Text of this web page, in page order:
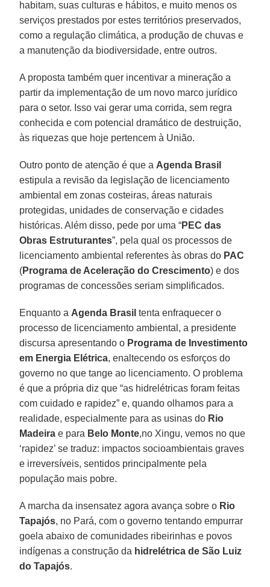
habitam, suas culturas e hábitos, e muito menos os
serviços prestados por estes territórios preservados,
como a regulação climática, a produção de chuvas e
a manutenção da biodiversidade, entre outros.
A proposta também quer incentivar a mineração a
partir da implementação de um novo marco jurídico
para o setor. Isso vai gerar uma corrida, sem regra
conhecida e com potencial dramático de destruição,
às riquezas que hoje pertencem à União.
Outro ponto de atenção é que a Agenda Brasil
estipula a revisão da legislação de licenciamento
ambiental em zonas costeiras, áreas naturais
protegidas, unidades de conservação e cidades
históricas. Além disso, pede por uma “PEC das
Obras Estruturantes”, pela qual os processos de
licenciamento ambiental referentes às obras do PAC
(Programa de Aceleração do Crescimento) e dos
programas de concessões seriam simplificados.
Enquanto a Agenda Brasil tenta enfraquecer o
processo de licenciamento ambiental, a presidente
discursa apresentando o Programa de Investimento
em Energia Elétrica, enaltecendo os esforços do
governo no que tange ao licenciamento. O problema
é que a própria diz que “as hidrelétricas foram feitas
com cuidado e rapidez” e, quando olhamos para a
realidade, especialmente para as usinas do Rio
Madeira e para Belo Monte,no Xingu, vemos no que
‘rapidez’ se traduz: impactos socioambientais graves
e irreversíveis, sentidos principalmente pela
população mais pobre.
A marcha da insensatez agora avança sobre o Rio
Tapajós, no Pará, com o governo tentando empurrar
goela abaixo de comunidades ribeirinhas e povos
indígenas a construção da hidrelétrica de São Luiz
do Tapajós.